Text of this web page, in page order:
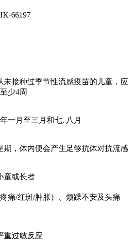
66197
未接种过季节性流感疫苗的儿童，应
少4周
一月至三月和七, 八月
期，体内便会产生足够抗体对抗流感
童或长者
痛/红斑/肿胀）、烦躁不安及头痛
重过敏反应